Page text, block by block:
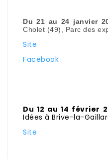
Du 21 au 24 janvier
Cholet (49), Parc des
Site
Facebook
Du 12 au 14 février
Idées à Brive-la-
Site